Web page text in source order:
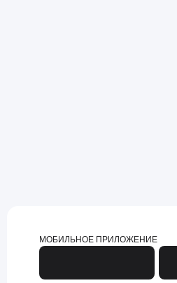
МОБИЛЬНОЕ ПРИЛОЖЕНИЕ